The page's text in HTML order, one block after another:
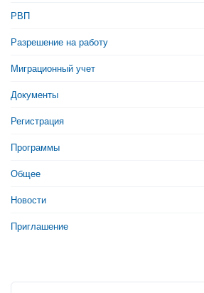
РВП
Разрешение на работу
Миграционный учет
Документы
Регистрация
Программы
Общее
Новости
Приглашение